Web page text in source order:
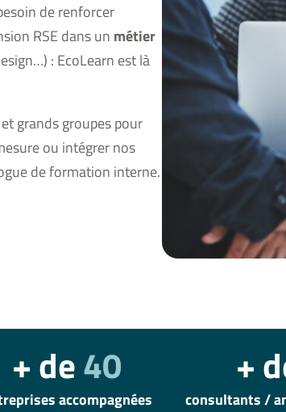
de renforcer
RSE dans un métier
: EcoLearn est là
grands groupes pour
ou intégrer nos
de formation interne.
+ de40
accompagnées
+
consultants /